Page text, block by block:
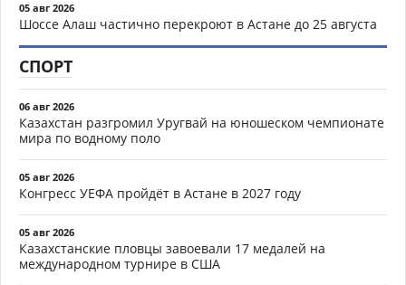
05 авг 2026
Шоссе Алаш частично перекроют в Астане до 25 августа
СПОРТ
06 авг 2026
Казахстан разгромил Уругвай на юношеском чемпионате
мира по водному поло
05 авг 2026
Конгресс УЕФА пройдёт в Астане в 2027 году
05 авг 2026
Казахстанские пловцы завоевали 17 медалей на
международном турнире в США